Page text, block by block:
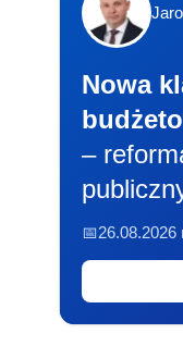
Nowa
–
📅26.08.2026